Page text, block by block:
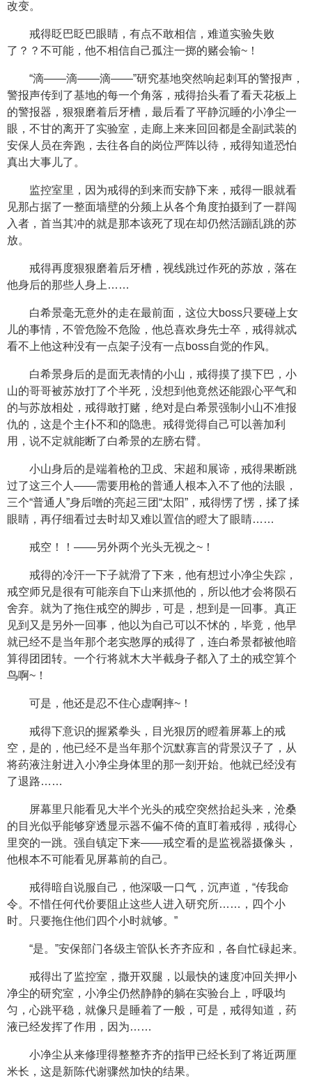
改变。
戒得眨巴眨巴眼睛，有点不敢相信，难道实验失败
了？？不可能，他不相信自己孤注一掷的赌会输~！
“滴——滴——滴——”研究基地突然响起刺耳的警报声，
警报声传到了基地的每一个角落，戒得抬头看了看天花板上
的警报器，狠狠磨着后牙槽，最后看了平静沉睡的小净尘一
眼，不甘的离开了实验室，走廊上来来回回都是全副武装的
安保人员在奔跑，去往各自的岗位严阵以待，戒得知道恐怕
真出大事儿了。
监控室里，因为戒得的到来而安静下来，戒得一眼就看
见那占据了一整面墙壁的分频上从各个角度拍摄到了一群闯
入者，首当其冲的就是那本该死了现在却仍然活蹦乱跳的苏
放。
戒得再度狠狠磨着后牙槽，视线跳过作死的苏放，落在
他身后的那些人身上……
白希景毫无意外的走在最前面，这位大boss只要碰上女
儿的事情，不管危险不危险，他总喜欢身先士卒，戒得就忒
看不上他这种没有一点架子没有一点boss自觉的作风。
白希景身后的是面无表情的小山，戒得摸了摸下巴，小
山的哥哥被苏放打了个半死，没想到他竟然还能跟心平气和
的与苏放相处，戒得敢打赌，绝对是白希景强制小山不准报
仇的，这是个主仆不和的隐患。戒得觉得自己可以善加利
用，说不定就能断了白希景的左膀右臂。
小山身后的是端着枪的卫戍、宋超和展谛，戒得果断跳
过了这三个人——需要用枪的普通人根本入不了他的法眼，
三个“普通人”身后噌的亮起三团“太阳”，戒得愣了愣，揉了揉
眼睛，再仔细看过去时却又难以置信的瞪大了眼睛……
戒空！！——另外两个光头无视之~！
戒得的冷汗一下子就滑了下来，他有想过小净尘失踪，
戒空师兄是很有可能亲自下山来抓他的，所以他才会将陨石
舍弃。就为了拖住戒空的脚步，可是，想到是一回事。真正
见到又是另外一回事，他以为自己可以不怵的，毕竟，他早
就已经不是当年那个老实憨厚的戒得了，连白希景都被他暗
算得团团转。一个行将就木大半截身子都入了土的戒空算个
鸟啊~！
可是，他还是忍不住心虚啊摔~！
戒得下意识的握紧拳头，目光狠厉的瞪着屏幕上的戒
空，是的，他已经不是当年那个沉默寡言的背景汉子了，从
将药液注射进入小净尘身体里的那一刻开始。他就已经没有
了退路……
屏幕里只能看见大半个光头的戒空突然抬起头来，沧桑
的目光似乎能够穿透显示器不偏不倚的直盯着戒得，戒得心
里突的一跳。强自镇定下来——戒空看的是监视器摄像头，
他根本不可能看见屏幕前的自己。
戒得暗自说服自己，他深吸一口气，沉声道，“传我命
令。不惜任何代价要阻止这些人进入研究所……，四个小
时。只要拖住他们四个小时就够。”
“是。”安保部门各级主管队长齐齐应和，各自忙碌起来。
戒得出了监控室，撒开双腿，以最快的速度冲回关押小
净尘的研究室，小净尘仍然静静的躺在实验台上，呼吸均
匀，心跳平稳，就像只是睡着了一般，可是，戒得知道，药
液已经发挥了作用，因为……
小净尘从来修理得整整齐齐的指甲已经长到了将近两厘
米长，这是新陈代谢骤然加快的结果。